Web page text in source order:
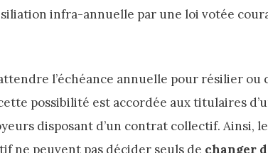
infra-annuelle par une loi votée
l’échéance annuelle pour résilier ou
possibilité est accordée aux titulaires
disposant d’un contrat collectif. Ainsi,
ne peuvent pas décider seuls de changer